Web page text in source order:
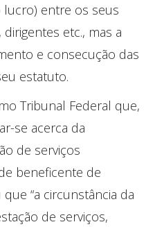
lucro) entre os seus
etc., mas a
e consecução das
estatuto.
Tribunal Federal que,
se acerca da
de serviços
beneficente de
“a circunstância da
de serviços,